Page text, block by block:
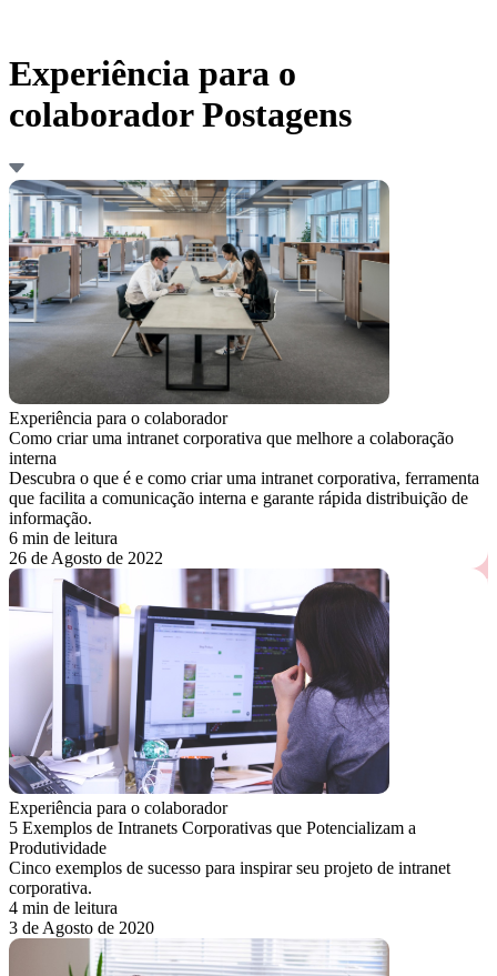
Experiência para o
colaborador Postagens
Experiência para o colaborador
Como criar uma intranet corporativa que melhore a colaboração
interna
Descubra o que é e como criar uma intranet corporativa, ferramenta
que facilita a comunicação interna e garante rápida distribuição de
informação.
6 min de leitura
26 de Agosto de 2022
Experiência para o colaborador
5 Exemplos de Intranets Corporativas que Potencializam a
Produtividade
Cinco exemplos de sucesso para inspirar seu projeto de intranet
corporativa.
4 min de leitura
3 de Agosto de 2020